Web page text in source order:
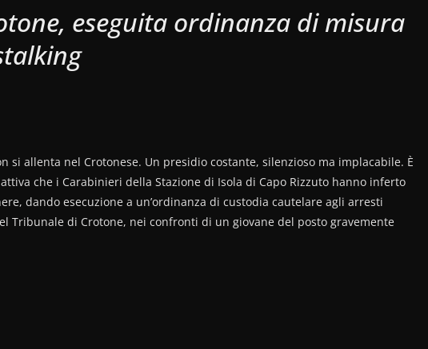
eseguita ordinanza di misura
si allenta nel Crotonese. Un presidio costante, silenzioso ma implacabile. È
che i Carabinieri della Stazione di Isola di Capo Rizzuto hanno inferto
dando esecuzione a un’ordinanza di custodia cautelare agli arresti
Tribunale di Crotone, nei confronti di un giovane del posto gravemente